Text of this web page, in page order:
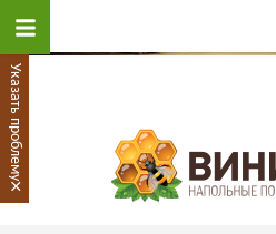
Указать проблему
×